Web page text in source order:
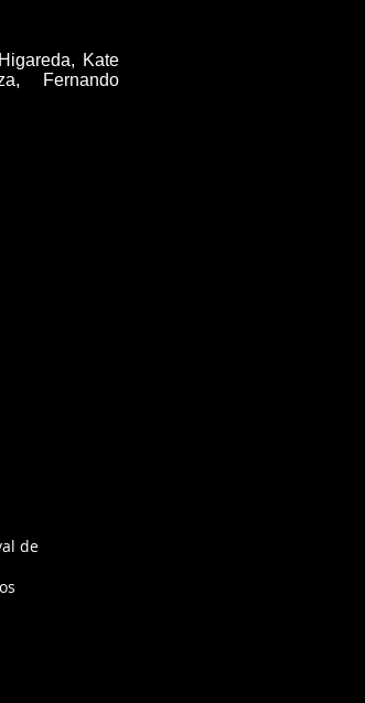
Kate
Fernando
de